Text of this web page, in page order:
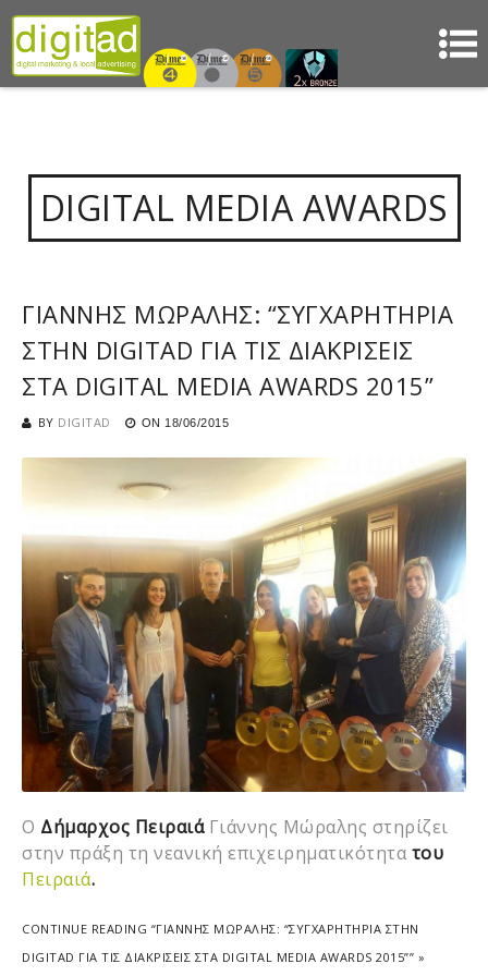
DIGITAL MEDIA AWARDS
ΓΙΑΝΝΗΣ ΜΩΡΑΛΗΣ: “ΣΥΓΧΑΡΗΤΗΡΙΑ
ΣΤΗΝ DIGITAD ΓΙΑ ΤΙΣ ΔΙΑΚΡΙΣΕΙΣ
ΣΤΑ DIGITAL MEDIA AWARDS 2015”
BY DIGITAD ON 18/06/2015
Ο Δήμαρχος Πειραιά Γιάννης Μώραλης στηρίζει
στην πράξη τη νεανική επιχειρηματικότητατου
Πειραιά.
CONTINUE READING “ΓΙΑΝΝΗΣ ΜΩΡΑΛΗΣ: “ΣΥΓΧΑΡΗΤΗΡΙΑ ΣΤΗΝ
DIGITAD ΓΙΑ ΤΙΣ ΔΙΑΚΡΙΣΕΙΣ ΣΤΑ DIGITAL MEDIA AWARDS 2015”” »